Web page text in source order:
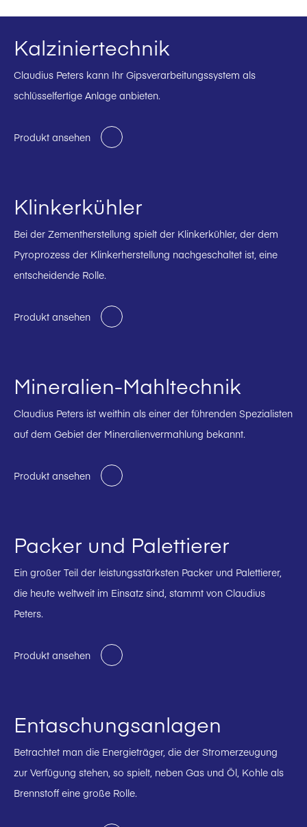
Kalziniertechnik
Claudius Peters kann Ihr Gipsverarbeitungssystem als
schlüsselfertige Anlage anbieten.
Produkt ansehen
Klinkerkühler
Bei der Zementherstellung spielt der Klinkerkühler, der dem
Pyroprozess der Klinkerherstellung nachgeschaltet ist, eine
entscheidende Rolle.
Produkt ansehen
Mineralien-Mahltechnik
Claudius Peters ist weithin als einer der führenden Spezialisten
auf dem Gebiet der Mineralienvermahlung bekannt.
Produkt ansehen
Packer und Palettierer
Ein großer Teil der leistungsstärksten Packer und Palettierer,
die heute weltweit im Einsatz sind, stammt von Claudius
Peters.
Produkt ansehen
Entaschungsanlagen
Betrachtet man die Energieträger, die der Stromerzeugung
zur Verfügung stehen, so spielt, neben Gas und Öl, Kohle als
Brennstoff eine große Rolle.